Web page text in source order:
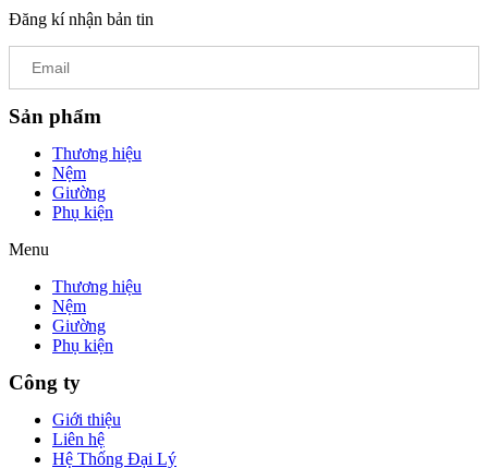
Đăng kí nhận bản tin
Sản phẩm
Thương hiệu
Nệm
Giường
Phụ kiện
Menu
Thương hiệu
Nệm
Giường
Phụ kiện
Công ty
Giới thiệu
Liên hệ
Hệ Thống Đại Lý